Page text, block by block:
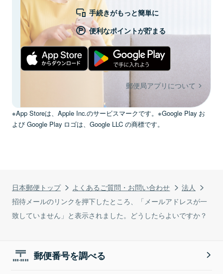
日本郵便トップ よくあるご質問・お問い合わせ
法人
招待メールのリンクを押下したところ、「メールアドレスが一
致していません」と表示されました。どうしたらよいですか？
手続きがもっと簡単に
便利なポイントが貯まる
郵便局アプリについて
※App Storeは、Apple Inc.のサービスマークです。※Google Play お
よび Google Play ロゴは、Google LLC の商標です。
郵便番号を調べる